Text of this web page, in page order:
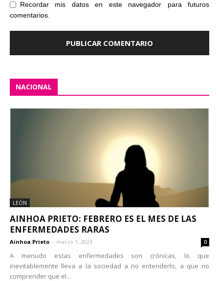
Recordar mis datos en este navegador para futuros
comentarios.
NACIONAL
LEÓN
AINHOA PRIETO: FEBRERO ES EL MES DE LAS
ENFERMEDADES RARAS
Ainhoa Prieto - marzo 1, 2023 0
A menudo estas enfermedades son crónicas, lo que
inevitablemente lleva a la sociedad a no entenderlo, a que no
comprender que el...